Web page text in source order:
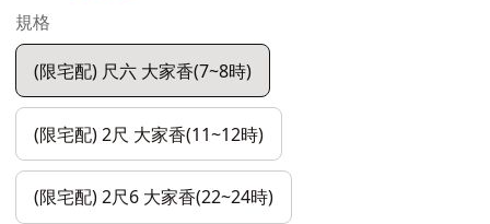
規格
(限宅配) 尺六 大家香(7~8時)
(限宅配) 2尺 大家香(11~12時)
(限宅配) 2尺6 大家香(22~24時)